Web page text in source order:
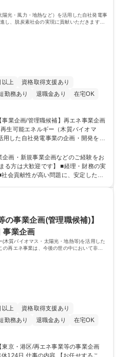
光・風力・地熱など）を活用した自社発電事
し、脱炭素社会の実現に貢献いただきます。
以上
資格取得支援あり
勤務あり 退職金あり
在宅OK
用した自社発電事業の企画・開発をお
会の実現に貢献いただきます。3年後
立案
、林地残材を活かしたバイオマス発
ルあり）■行政・自治体との合意形
1on1での指導あり） 募集職種
企画に挑戦★プライム上場
画・新規事業企画などのご経験をお
会貢献性が高い問題に、安定した環
の事業企画(管理職候補)】
事業企画
木質バイオマス・太陽光・地熱等)を活用した
再エネ事業は、今後の世の中において非常
以上
資格取得支援あり
勤務あり 退職金あり
在宅OK
任せするこ